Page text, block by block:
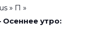
» П »
утро: